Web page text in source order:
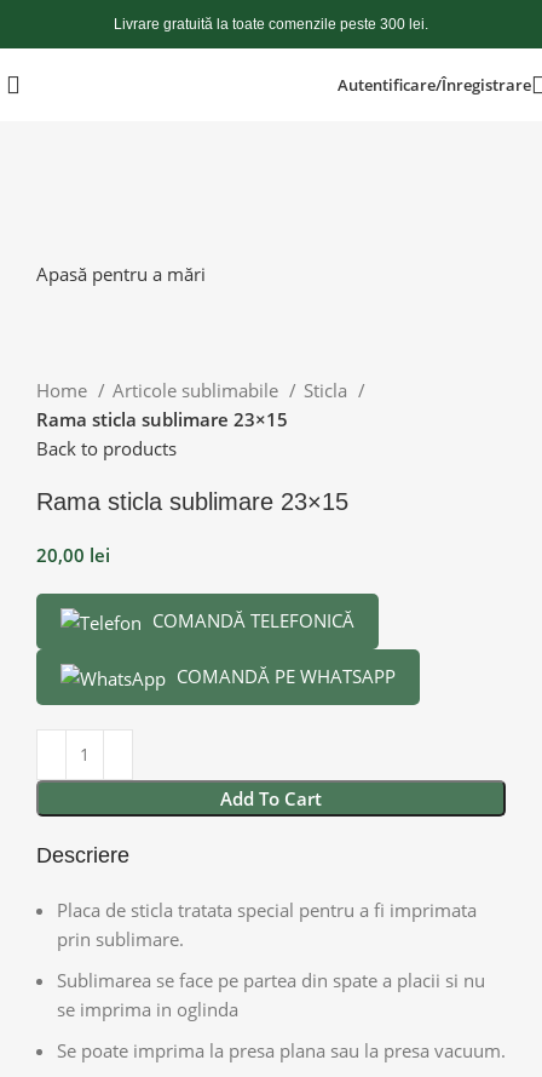
Livrare gratuită la toate comenzile peste 300 lei.
Autentificare/Înregistrare
Apasă pentru a mări
Home Articole sublimabile
Sticla
Rama sticla sublimare 23×15
Back to products
Rama sticla sublimare 23×15
20,00 lei
COMANDĂ TELEFONICĂ
COMANDĂ PE WHATSAPP
Add To Cart
Descriere
Placa de sticla tratata special pentru a fi imprimata
prin sublimare.
Sublimarea se face pe partea din spate a placii si nu
se imprima in oglinda
Se poate imprima la presa plana sau la presa vacuum.